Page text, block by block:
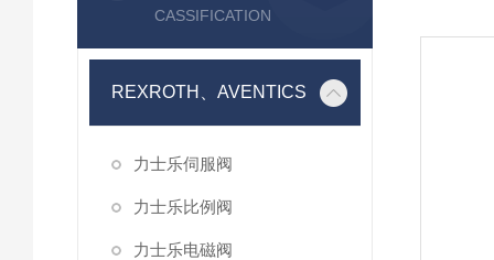
CASSIFICATION
REXROTH、AVENTICS
力士乐伺服阀
力士乐比例阀
力士乐电磁阀